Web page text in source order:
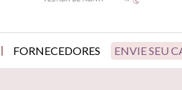
FORNECEDORES ENVIE SEU